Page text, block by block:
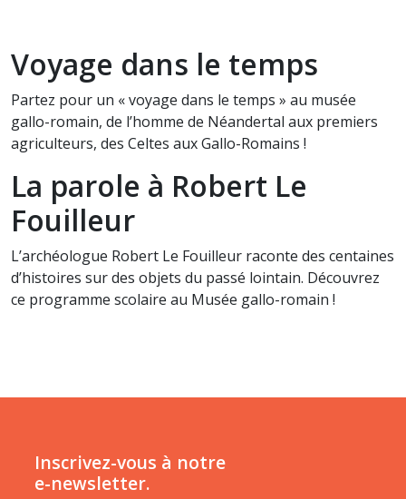
Voyage dans le temps
Partez pour un « voyage dans le temps » au musée
gallo-romain, de l’homme de Néandertal aux premiers
agriculteurs, des Celtes aux Gallo-Romains !
La parole à Robert Le
Fouilleur
L’archéologue Robert Le Fouilleur raconte des centaines
d’histoires sur des objets du passé lointain. Découvrez
ce programme scolaire au Musée gallo-romain !
Inscrivez-vous à notre
e-newsletter.